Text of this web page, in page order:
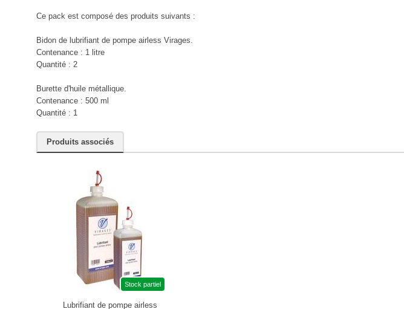
Ce pack est composé des produits suivants :
Bidon de lubrifiant de pompe airless Virages.
Contenance : 1 litre
Quantité : 2
Burette d'huile métallique.
Contenance : 500 ml
Quantité : 1
Produits associés
Stock partiel
Lubrifiant de pompe airless